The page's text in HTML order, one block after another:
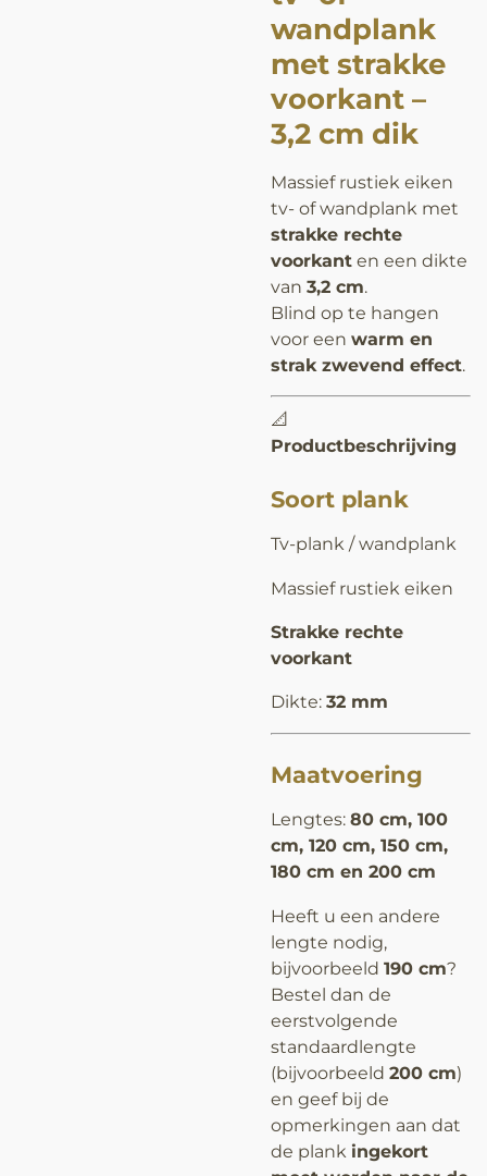
wandplank
met strakke
voorkant –
3,2 cm dik
Massief rustiek eiken
tv- of wandplank met
strakke rechte
voorkant en een dikte
van 3,2 cm.
Blind op te hangen
voor een warm en
strak zwevend effect.
📐
Productbeschrijving
Soort plank
Tv-plank / wandplank
Massief rustiek eiken
Strakke rechte
voorkant
Dikte: 32 mm
Maatvoering
Lengtes: 80 cm, 100
cm, 120 cm, 150 cm,
180 cm en 200 cm
Heeft u een andere
lengte nodig,
bijvoorbeeld 190 cm?
Bestel dan de
eerstvolgende
standaardlengte
(bijvoorbeeld 200 cm)
en geef bij de
opmerkingen aan dat
de plank ingekort